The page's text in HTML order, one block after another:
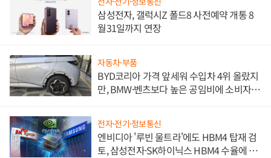
삼성전자, 갤럭시Z 폴드8 사전예약 개통 8
월31일까지 연장
자동차·부품
BYD코리아 가격 앞세워 수입차 4위 올랐지
만, BMW·벤츠보다 높은 공임비에 소비자
전자·전기·정보통신
엔비디아 '루빈 울트라'에도 HBM4 탑재 검
토, 삼성전자·SK하이닉스 HBM4 수율에 주